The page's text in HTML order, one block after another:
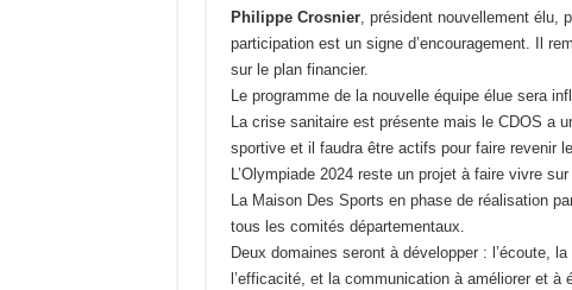
Philippe Crosnier, président nouvellement élu,
participation est un signe d’encouragement. Il
sur le plan financier.
Le programme de la nouvelle équipe élue sera
La crise sanitaire est présente mais le CDOS a
sportive et il faudra être actifs pour faire revenir
L’Olympiade 2024 reste un projet à faire vivre
La Maison Des Sports en phase de réalisation
tous les comités départementaux.
Deux domaines seront à développer : l’écoute,
l’efficacité, et la communication à améliorer et à